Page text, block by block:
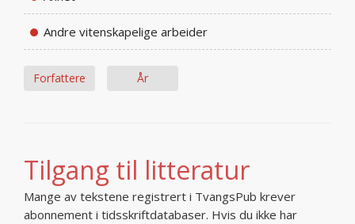
Andre vitenskapelige arbeider
Forfattere År
Tilgang til litteratur
Mange av tekstene registrert i TvangsPub krever
abonnement i tidsskriftdatabaser. Hvis du ikke har